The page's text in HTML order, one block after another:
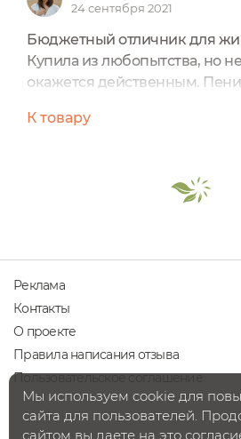
24 сентября 2021
Бюджетный отличник для
Купила из любопытства, но
окажется действенным.
коже головы после мытья
трех дней, если
К товару
Реклама
Контакты
О проекте
Правила написания отзыва
Пользовательское соглашение
Мы используем cookie для
сайта для пользователей.
сайтом вы даете на это